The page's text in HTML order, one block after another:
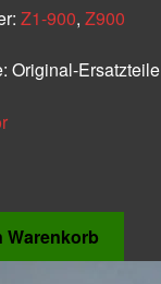
Z1-900, Z900
Original-Ersatzteile
Warenkorb